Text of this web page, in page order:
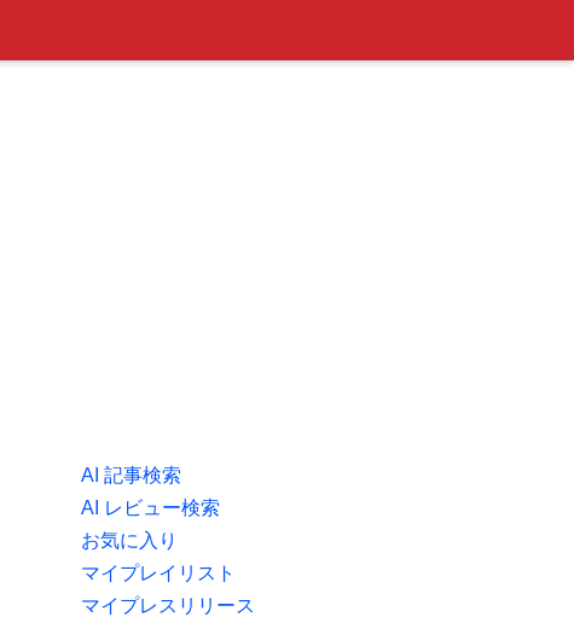
AI 記事検索
AI レビュー検索
お気に入り
マイプレイリスト
マイプレスリリース